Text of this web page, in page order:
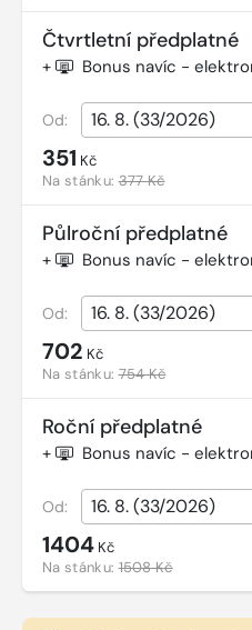
Čtvrtletní předplatné
+ Bonus navíc -
Od:
351 Kč
Na stánku:377 Kč
Půlroční předplatné
+ Bonus navíc -
Od:
702 Kč
Na stánku:754 Kč
Roční předplatné
+ Bonus navíc -
Od:
1404 Kč
Na stánku:1508 Kč